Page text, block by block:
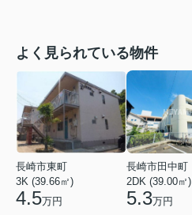
よく見られている物件
長崎市東町
3K (39.66㎡)
4.5万円
長崎市田中町
2DK (39.00㎡)
5.3万円